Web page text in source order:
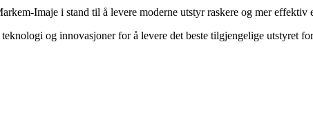
Imaje i stand til å levere moderne utstyr raskere og mer effektiv
og innovasjoner for å levere det beste tilgjengelige utstyret